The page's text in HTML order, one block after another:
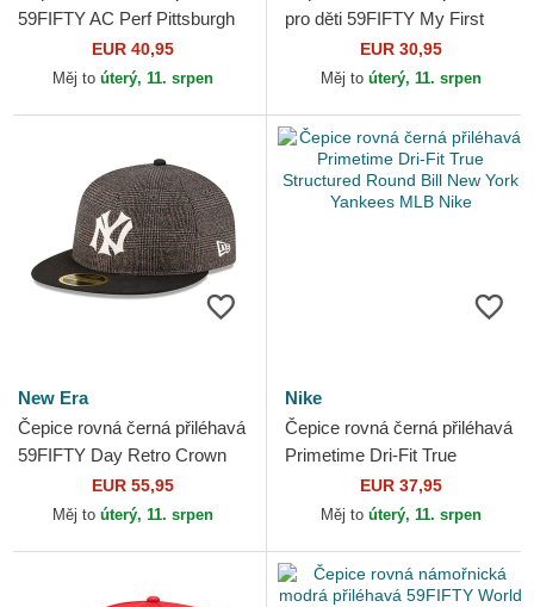
59FIFTY AC Perf Pittsburgh
Pirates MLB New Era
EUR 40,95
Měj to úterý, 11. srpen
pro děti 59FIFTY My First
New York Yankees MLB New
EUR 30,95
Měj to úterý, 11. srpen
New Era
Čepice rovná černá přiléhavá
59FIFTY Day Retro Crown
New York Yankees MLB
New Era
EUR 55,95
Měj to úterý, 11. srpen
Nike
Čepice rovná černá přiléhavá
Primetime Dri-Fit True
Structured Round Bill New
York Yankees MLB Nike
EUR 37,95
Měj to úterý, 11. srpen